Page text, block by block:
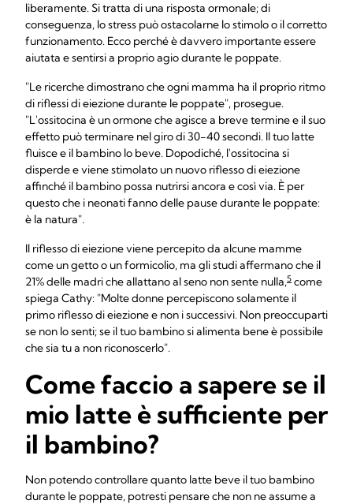
liberamente. Si tratta di una risposta ormonale; di
conseguenza, lo stress può ostacolarne lo stimolo o il corretto
funzionamento. Ecco perché è davvero importante essere
aiutata e sentirsi a proprio agio durante le poppate.
"Le ricerche dimostrano che ogni mamma ha il proprio ritmo
di riflessi di eiezione durante le poppate", prosegue.
"L'ossitocina è un ormone che agisce a breve termine e il suo
effetto può terminare nel giro di 30-40 secondi. Il tuo latte
fluisce e il bambino lo beve. Dopodiché, l'ossitocina si
disperde e viene stimolato un nuovo riflesso di eiezione
affinché il bambino possa nutrirsi ancora e così via. È per
questo che i neonati fanno delle pause durante le poppate:
è la natura".
Il riflesso di eiezione viene percepito da alcune mamme
come un getto o un formicolio, ma gli studi affermano che il
21% delle madri che allattano al seno non sente nulla,5 come
spiega Cathy: "Molte donne percepiscono solamente il
primo riflesso di eiezione e non i successivi. Non preoccuparti
se non lo senti; se il tuo bambino si alimenta bene è possibile
che sia tu a non riconoscerlo".
Come faccio a sapere se il
mio latte è sufficiente per
il bambino?
Non potendo controllare quanto latte beve il tuo bambino
durante le poppate, potresti pensare che non ne assume a